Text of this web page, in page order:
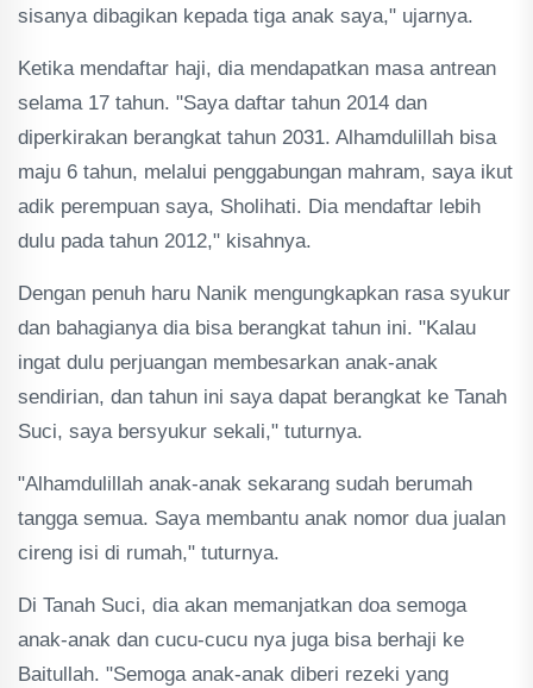
sisanya dibagikan kepada tiga anak saya," ujarnya.
Ketika mendaftar haji, dia mendapatkan masa antrean
selama 17 tahun. "Saya daftar tahun 2014 dan
diperkirakan berangkat tahun 2031. Alhamdulillah bisa
maju 6 tahun, melalui penggabungan mahram, saya ikut
adik perempuan saya, Sholihati. Dia mendaftar lebih
dulu pada tahun 2012," kisahnya.
Dengan penuh haru Nanik mengungkapkan rasa syukur
dan bahagianya dia bisa berangkat tahun ini. "Kalau
ingat dulu perjuangan membesarkan anak-anak
sendirian, dan tahun ini saya dapat berangkat ke Tanah
Suci, saya bersyukur sekali," tuturnya.
"Alhamdulillah anak-anak sekarang sudah berumah
tangga semua. Saya membantu anak nomor dua jualan
cireng isi di rumah," tuturnya.
Di Tanah Suci, dia akan memanjatkan doa semoga
anak-anak dan cucu-cucu nya juga bisa berhaji ke
Baitullah. "Semoga anak-anak diberi rezeki yang